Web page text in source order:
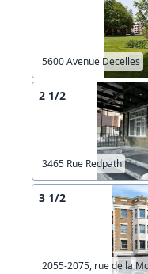
5600 Avenue Decelles
2 1/2
3465 Rue Redpath
3 1/2
2055-2075, rue de la